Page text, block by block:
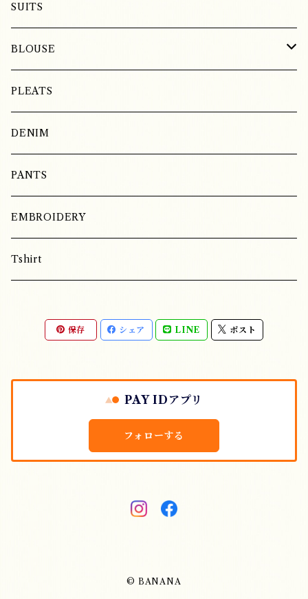
SUITS
BLOUSE
LINEN
COTTON
SILK
PLEATS
DENIM
PANTS
EMBROIDERY
Tshirt
保存 シェア LINE ポスト
PAY IDアプリ
フォローする
© BANANA